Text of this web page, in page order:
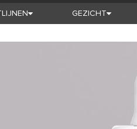
GEZICHT